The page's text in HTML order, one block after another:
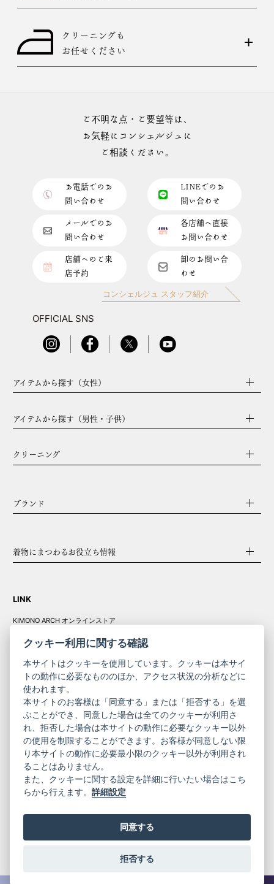
クリーニングも
お任せください
ご不明な点・ご要望等は、
お気軽にコンシェルジュに
ご相談ください。
お電話でのお
問い合わせ
LINEでのお
問い合わせ
メールでのお
問い合わせ
各店舗へ直接
お問い合わせ
店舗へのご来
店予約
卸のお問い合
わせ
コンシェルジュ スタッフ紹介
OFFICIAL SNS
アイテムから探す（女性）
アイテムから探す（男性・子供）
クリーニング
ブランド
着物にまつわるお役立ち情報
LINK
KIMONO ARCH オンラインストア
コーポレート
サイト
きものやまと振
袖
サイト
ニュースレター
ご利用案内
お問い合わせ
プライバシーポリシー
特定商取引法に基づく表記
ご利用規約
© 2019 YAMATO CO, LTD.
クッキー利用に関する確認
本サイトはクッキーを使用しています。クッキーは本サイ
トの動作に必要なもののほか、アクセス状況の分析などに
使われます。
本サイトのお客様は「同意する」または「拒否する」を選
ぶことができ、同意した場合は全てのクッキーが利用さ
れ、拒否した場合は本サイトの動作に必要なクッキー以外
の使用を制限することができます。お客様が同意しない限
り本サイトの動作に必要最小限のクッキー以外が利用され
ることはありません。
また、クッキーに関する設定を詳細に行いたい場合はこち
らから行えます。詳細設定
同意する
拒否する